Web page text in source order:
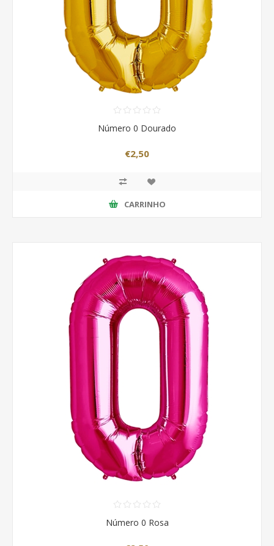
Número 0 Dourado
€2,50
CARRINHO
Número 0 Rosa